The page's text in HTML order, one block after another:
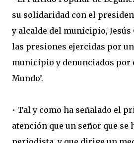
su solidaridad con el
y alcalde del municipio, Jesús
las presiones ejercidas por
municipio y denunciados por
Mundo’.
• Tal y como ha señalado el
atención que un señor que se